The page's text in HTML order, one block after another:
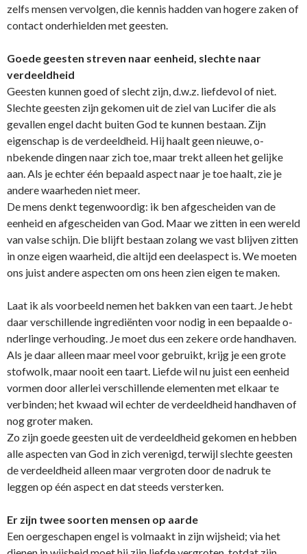
zelfs mensen vervolgen, die kennis hadden van hogere zaken of
contact o­nderhielden met geesten.
Goede geesten streven naar eenheid, slechte naar
verdeeldheid
Geesten kunnen goed of slecht zijn, d.w.z. liefdevol of niet.
Slechte geesten zijn gekomen uit de ziel van Lucifer die als
gevallen engel dacht buiten God te kunnen bestaan. Zijn
eigenschap is de verdeeldheid. Hij haalt geen nieuwe, o­
nbekende dingen naar zich toe, maar trekt alleen het gelijke
aan. Als je echter één bepaald aspect naar je toe haalt, zie je
andere waarheden niet meer.
De mens denkt tegenwoordig: ik ben afgescheiden van de
eenheid en afgescheiden van God. Maar we zitten in een wereld
van valse schijn. Die blijft bestaan zolang we vast blijven zitten
in o­nze eigen waarheid, die altijd een deelaspect is. We moeten
o­ns juist andere aspecten om o­ns heen zien eigen te maken.
Laat ik als voorbeeld nemen het bakken van een taart. Je hebt
daar verschillende ingrediënten voor nodig in een bepaalde o­
nderlinge verhouding. Je moet dus een zekere orde handhaven.
Als je daar alleen maar meel voor gebruikt, krijg je een grote
stofwolk, maar nooit een taart. Liefde wil nu juist een eenheid
vormen door allerlei verschillende elementen met elkaar te
verbinden; het kwaad wil echter de verdeeldheid handhaven of
nog groter maken.
Zo zijn goede geesten uit de verdeeldheid gekomen en hebben
alle aspecten van God in zich verenigd, terwijl slechte geesten
de verdeeldheid alleen maar vergroten door de nadruk te
leggen op één aspect en dat steeds versterken.
Er zijn twee soorten mensen op aarde
Een oergeschapen engel is volmaakt in zijn wijsheid; via het